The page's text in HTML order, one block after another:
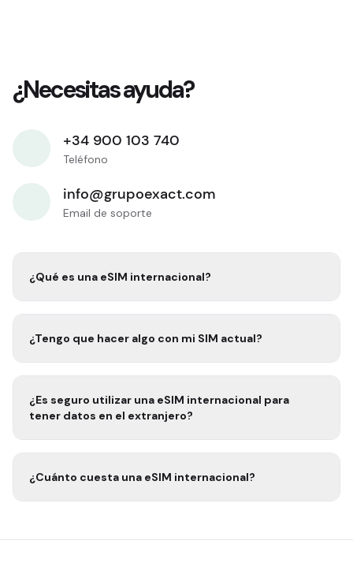
¿Necesitas ayuda?
+34 900 103 740
Teléfono
info@grupoexact.com
Email de soporte
¿Qué es una eSIM internacional?
¿Tengo que hacer algo con mi SIM actual?
¿Es seguro utilizar una eSIM internacional para
tener datos en el extranjero?
¿Cuánto cuesta una eSIM internacional?